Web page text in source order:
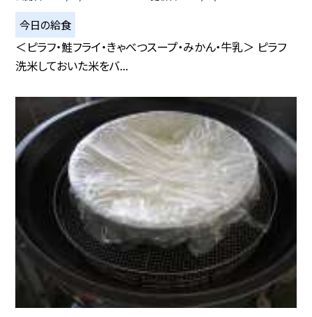
今日の給食
＜ピラフ・鮭フライ・きゃべつスープ・みかん・牛乳＞ ピラフ
洗米しておいた米をバ...